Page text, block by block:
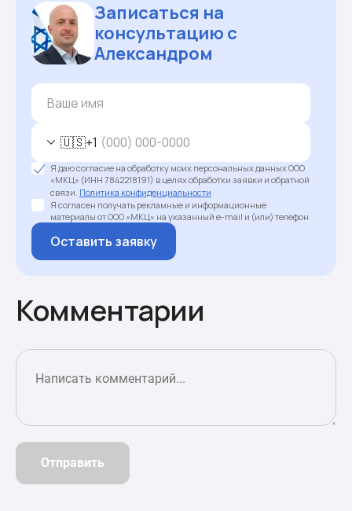
Записаться на
консультацию с
Александром
🇺🇸+1
Я даю согласие на обработку моих персональных данных ООО
«МКЦ» (ИНН 7842218191) в целях обработки заявки и обратной
связи. Политика конфиденциальности
Я согласен получать рекламные и информационные
материалы от ООО «МКЦ» на указанный e-mail и (или) телефон
Оставить заявку
Комментарии
Отправить